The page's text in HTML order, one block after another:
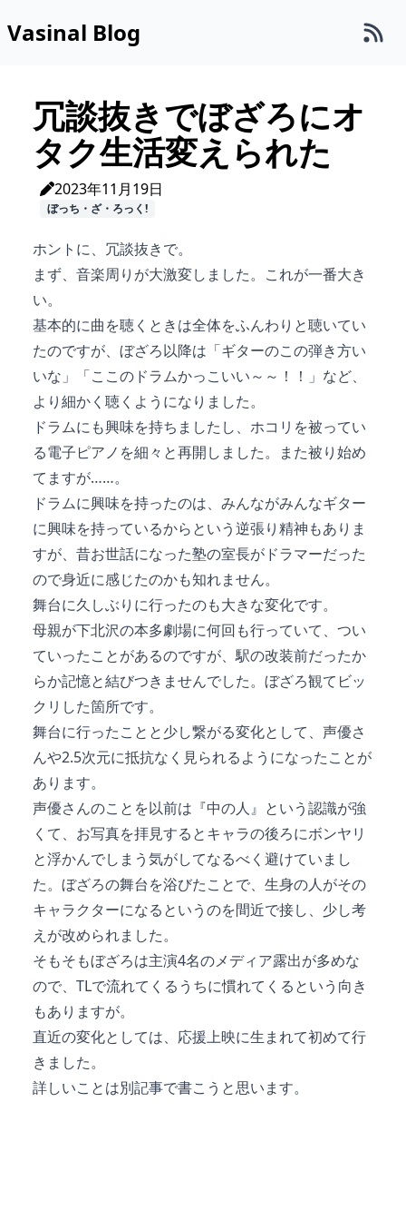
Vasinal Blog
冗談抜きでぼざろにオ
タク生活変えられた
2023年11月19日
ぼっち・ざ・ろっく!
ホントに、冗談抜きで。
まず、音楽周りが大激変しました。これが一番大き
い。
基本的に曲を聴くときは全体をふんわりと聴いてい
たのですが、ぼざろ以降は「ギターのこの弾き方い
いな」「ここのドラムかっこいい～～！！」など、
より細かく聴くようになりました。
ドラムにも興味を持ちましたし、ホコリを被ってい
る電子ピアノを細々と再開しました。また被り始め
てますが……。
ドラムに興味を持ったのは、みんながみんなギター
に興味を持っているからという逆張り精神もありま
すが、昔お世話になった塾の室長がドラマーだった
ので身近に感じたのかも知れません。
舞台に久しぶりに行ったのも大きな変化です。
母親が下北沢の本多劇場に何回も行っていて、つい
ていったことがあるのですが、駅の改装前だったか
らか記憶と結びつきませんでした。ぼざろ観てビッ
クリした箇所です。
舞台に行ったことと少し繋がる変化として、声優さ
んや2.5次元に抵抗なく見られるようになったことが
あります。
声優さんのことを以前は『中の人』という認識が強
くて、お写真を拝見するとキャラの後ろにボンヤリ
と浮かんでしまう気がしてなるべく避けていまし
た。ぼざろの舞台を浴びたことで、生身の人がその
キャラクターになるというのを間近で接し、少し考
えが改められました。
そもそもぼざろは主演4名のメディア露出が多めな
ので、TLで流れてくるうちに慣れてくるという向き
もありますが。
直近の変化としては、応援上映に生まれて初めて行
きました。
詳しいことは別記事で書こうと思います。